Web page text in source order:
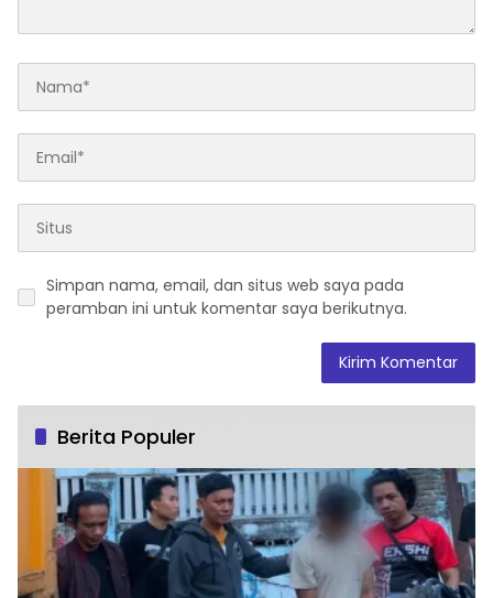
Simpan nama, email, dan situs web saya pada
peramban ini untuk komentar saya berikutnya.
Berita Populer